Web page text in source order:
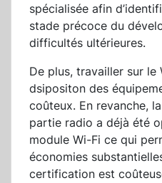
spécialisée afin
stade précoce du
difficultés ultérieures.
De plus, travailler sur le
dsipositon des
coûteux. En revanche,
partie radio a déjà été
module Wi-Fi ce qui
économies
certification est